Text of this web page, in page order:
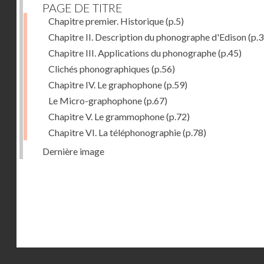
PAGE DE TITRE
Chapitre premier. Historique(p.5)
Chapitre II. Description du phonographe d'Edison
Chapitre III. Applications du phonographe(p.45)
Clichés phonographiques (p.56)
Chapitre IV. Le graphophone(p.59)
Le Micro-graphophone(p.67)
Chapitre V. Le grammophone(p.72)
Chapitre VI. La téléphonographie(p.78)
Dernière image